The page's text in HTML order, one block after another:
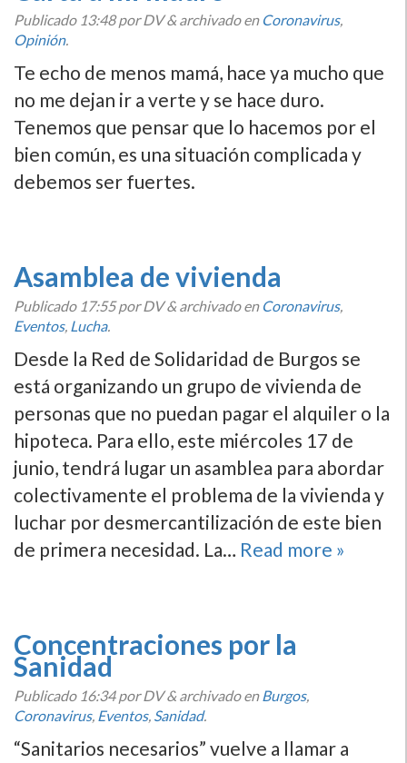
Publicado 13:48por DV&archivado en Coronavirus,
Opinión.
Te echo de menos mamá, hace ya mucho que
no me dejan ir a verte y se hace duro.
Tenemos que pensar que lo hacemos por el
bien común, es una situación complicada y
debemos ser fuertes.
Asamblea de vivienda
Publicado 17:55por DV&archivado en Coronavirus,
Eventos, Lucha.
Desde la Red de Solidaridad de Burgos se
está organizando un grupo de vivienda de
personas que no puedan pagar el alquiler o la
hipoteca. Para ello, este miércoles 17 de
junio, tendrá lugar un asamblea para abordar
colectivamente el problema de la vivienda y
luchar por desmercantilización de este bien
de primera necesidad. La… Read more »
Concentraciones por la
Sanidad
Publicado 16:34por DV&archivado enBurgos,
Coronavirus, Eventos, Sanidad.
“Sanitarios necesarios” vuelve a llamar a